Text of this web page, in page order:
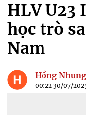
HLV U23
học trò
Nam
Hồng Nhung
00:22 30/07/